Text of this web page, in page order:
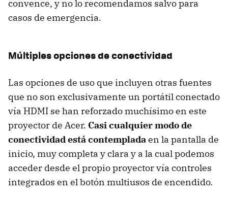
convence, y no lo recomendamos salvo para
casos de emergencia.
Múltiples opciones de conectividad
Las opciones de uso que incluyen otras fuentes
que no son exclusivamente un portátil conectado
vía HDMI se han reforzado muchísimo en este
proyector de Acer. Casi cualquier modo de
conectividad está contemplada en la pantalla de
inicio, muy completa y clara y a la cual podemos
acceder desde el propio proyector vía controles
integrados en el botón multiusos de encendido.